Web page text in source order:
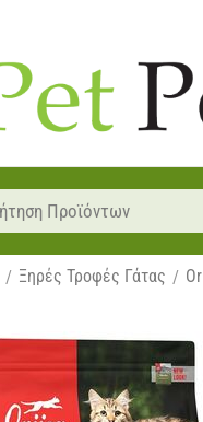
/ Ξηρές Τροφές Γάτας /